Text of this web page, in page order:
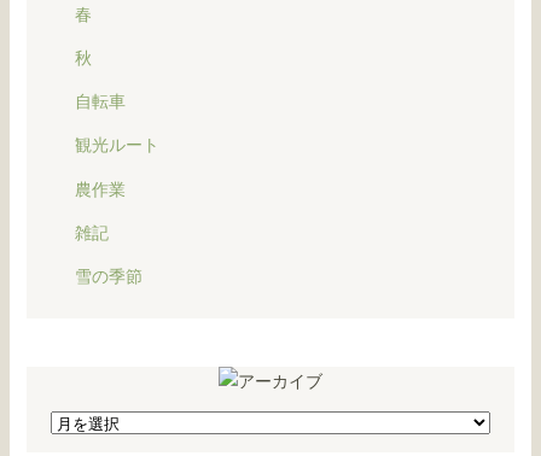
春
秋
自転車
観光ルート
農作業
雑記
雪の季節